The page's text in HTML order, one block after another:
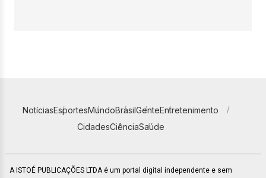
NotíciasEsportesMundoBrasilGenteEntretenimento
CidadesCiênciaSaúde
A ISTOÉ PUBLICAÇÕES LTDA é um portal digital independente e sem